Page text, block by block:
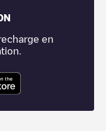
en